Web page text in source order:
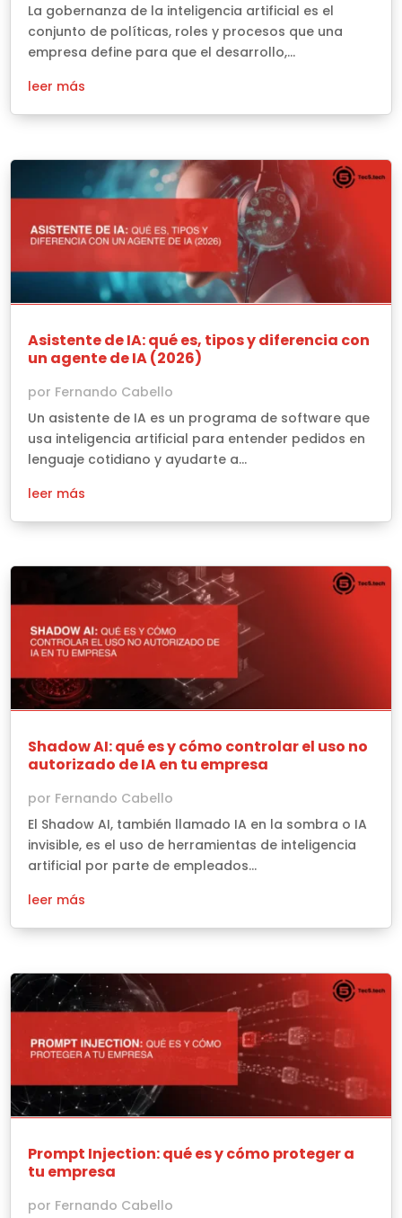
La gobernanza de la inteligencia artificial es el
conjunto de políticas, roles y procesos que una
empresa define para que el desarrollo,...
leer más
Asistente de IA: qué es, tipos y diferencia con
un agente de IA (2026)
por Fernando Cabello
Un asistente de IA es un programa de software que
usa inteligencia artificial para entender pedidos en
lenguaje cotidiano y ayudarte a...
leer más
Shadow AI: qué es y cómo controlar el uso no
autorizado de IA en tu empresa
por Fernando Cabello
El Shadow AI, también llamado IA en la sombra o IA
invisible, es el uso de herramientas de inteligencia
artificial por parte de empleados...
leer más
Prompt Injection: qué es y cómo proteger a
tu empresa
por Fernando Cabello